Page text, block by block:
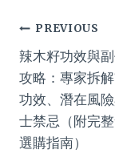
Post
PREVIOUS
辣木籽功效與
攻略：專家拆
功效、潛在風
士禁忌（附完
選購指南）